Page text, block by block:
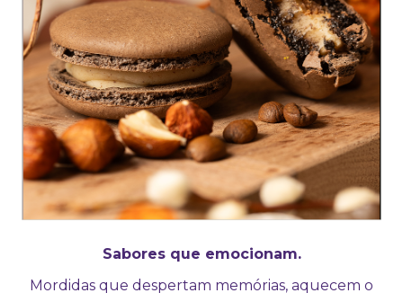
Sabores que emocionam.
Mordidas que despertam memórias, aquecem o